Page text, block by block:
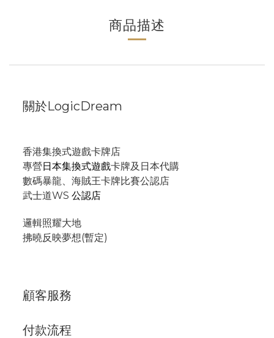
商品描述
關於LogicDream
香港集換式遊戲卡牌店
專營日本集換式遊戲卡牌及日本代購
數碼暴龍、海賊王卡牌比賽公認店
武士道WS 公認店
邏輯照耀大地
拂曉反映夢想(暫定)
顧客服務
付款流程